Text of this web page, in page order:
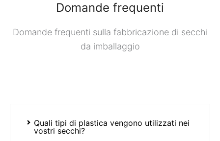
Domande frequenti
Domande frequenti sulla fabbricazione di secchi
da imballaggio
Quali tipi di plastica vengono utilizzati nei
vostri secchi?